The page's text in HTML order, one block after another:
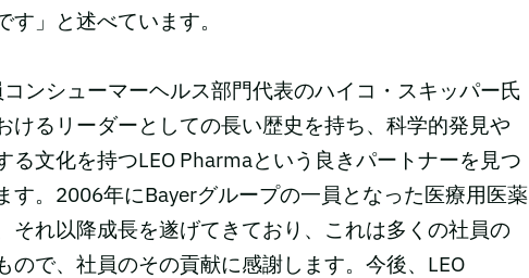
」と述べています。
ンシューマーヘルス部門代表のハイコ・スキッパー氏
けるリーダーとしての長い歴史を持ち、科学的発見や
る文化を持つLEO Pharmaという良きパートナーを見つ
す。2006年にBayerグループの一員となった医療用医薬
それ以降成長を遂げてきており、これは多くの社員の
ので、社員のその貢献に感謝します。今後、LEO